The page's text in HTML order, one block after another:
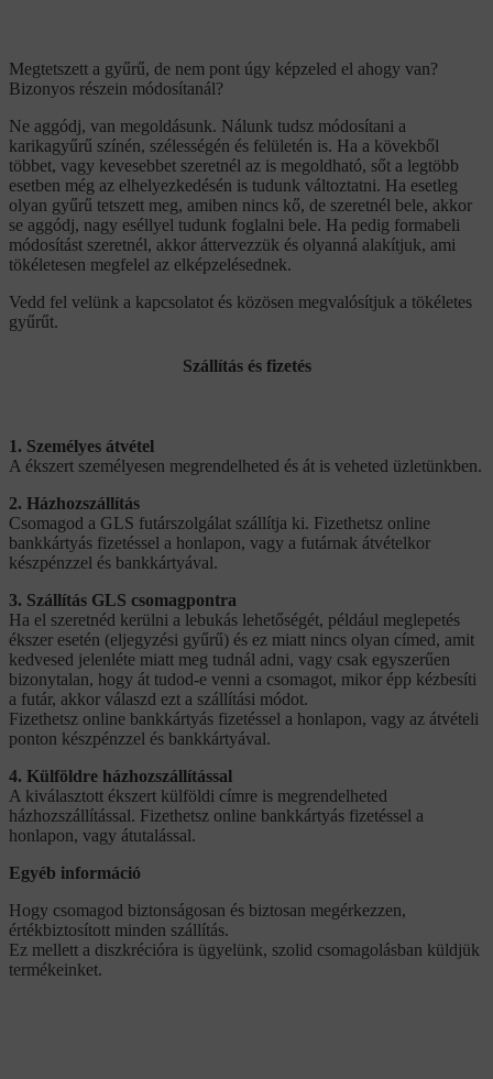
Megtetszett a gyűrű, de nem pont úgy képzeled el ahogy van?
Bizonyos részein módosítanál?
Ne aggódj, van megoldásunk. Nálunk tudsz módosítani a
karikagyűrű színén, szélességén és felületén is. Ha a kövekből
többet, vagy kevesebbet szeretnél az is megoldható, sőt a legtöbb
esetben még az elhelyezkedésén is tudunk változtatni. Ha esetleg
olyan gyűrű tetszett meg, amiben nincs kő, de szeretnél bele, akkor
se aggódj, nagy eséllyel tudunk foglalni bele. Ha pedig formabeli
módosítást szeretnél, akkor áttervezzük és olyanná alakítjuk, ami
tökéletesen megfelel az elképzelésednek.
Vedd fel velünk a kapcsolatot és közösen megvalósítjuk a tökéletes
gyűrűt.
Szállítás és fizetés
1. Személyes átvétel
A ékszert személyesen megrendelheted és át is veheted üzletünkben.
2. Házhozszállítás
Csomagod a GLS futárszolgálat szállítja ki. Fizethetsz online
bankkártyás fizetéssel a honlapon, vagy a futárnak átvételkor
készpénzzel és bankkártyával.
3. Szállítás GLS csomagpontra
Ha el szeretnéd kerülni a lebukás lehetőségét, például meglepetés
ékszer esetén (eljegyzési gyűrű) és ez miatt nincs olyan címed, amit
kedvesed jelenléte miatt meg tudnál adni, vagy csak egyszerűen
bizonytalan, hogy át tudod-e venni a csomagot, mikor épp kézbesíti
a futár, akkor válaszd ezt a szállítási módot.
Fizethetsz online bankkártyás fizetéssel a honlapon, vagy az átvételi
ponton készpénzzel és bankkártyával.
4. Külföldre házhozszállítással
A kiválasztott ékszert külföldi címre is megrendelheted
házhozszállítással. Fizethetsz online bankkártyás fizetéssel a
honlapon, vagy átutalással.
Egyéb információ
Hogy csomagod biztonságosan és biztosan megérkezzen,
értékbiztosított minden szállítás.
Ez mellett a diszkrécióra is ügyelünk, szolid csomagolásban küldjük
termékeinket.